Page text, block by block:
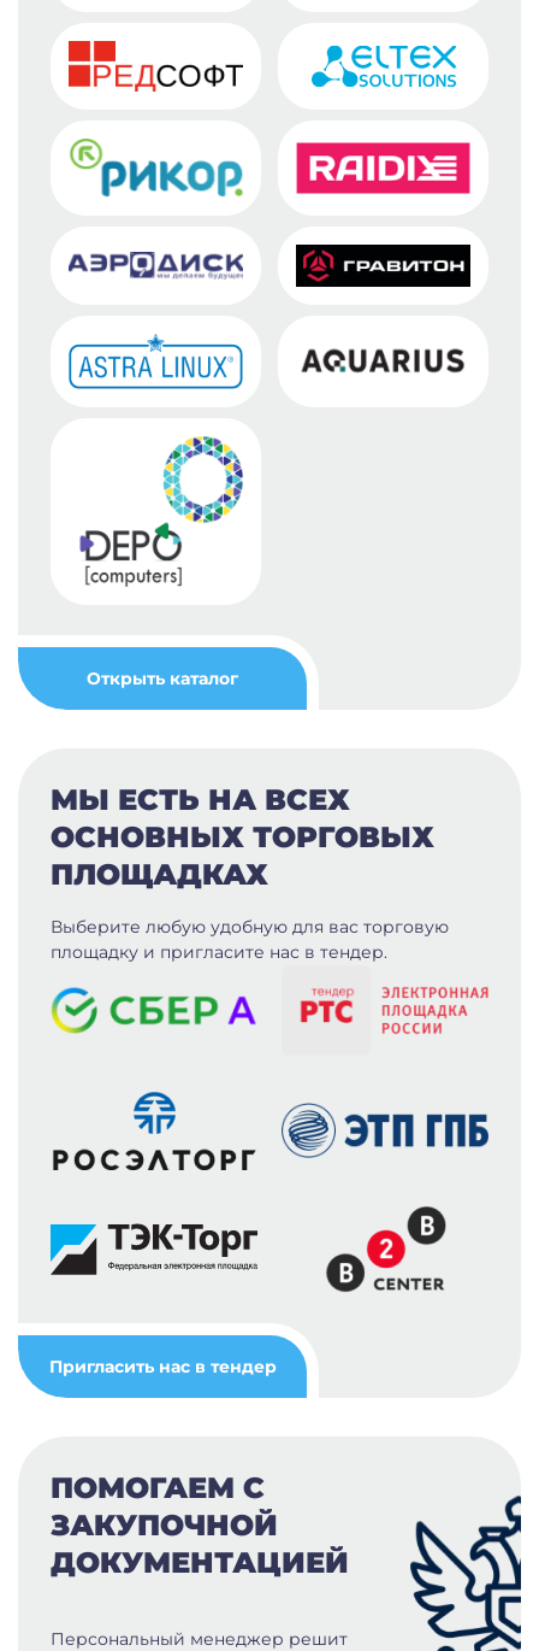
Открыть каталог
МЫ ЕСТЬ НА ВСЕХ
ОСНОВНЫХ ТОРГОВЫХ
ПЛОЩАДКАХ
Выберите любую удобную для вас торговую
площадку и пригласите нас в тендер.
Пригласить нас в тендер
ПОМОГАЕМ С
ЗАКУПОЧНОЙ
ДОКУМЕНТАЦИЕЙ
Персональный менеджер решит